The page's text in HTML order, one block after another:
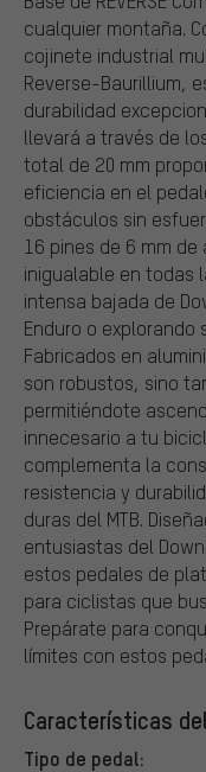
cualquier montaña.
cojinete industrial
Reverse-Baurillium,
durabilidad
llevará a través de
total de 20 mm
eficiencia en el
obstáculos sin
16 pines de 6 mm
inigualable en todas
intensa bajada de
Enduro o explorando
Fabricados en
son robustos, sino
permitiéndote
innecesario a tu
complementa la
resistencia y
duras del MTB.
entusiastas del
estos pedales de
para ciclistas que
Prepárate para
límites con estos
Características
Tipo de pedal: